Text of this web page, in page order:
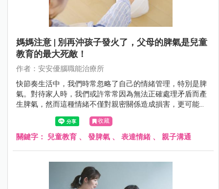
媽媽注意 | 別再沖孩子發火了，父母的脾氣是兒童
教育的最大死敵！
作者：安安優腦職能治療所
快節奏生活中，我們時常忽略了自己的情緒管理，特別是脾
氣。對待家人時，我們或許常常因為無法正確處理矛盾而產
生脾氣，然而這種情緒不僅對親密關係造成損害，更可能深
遠地影響到孩子的成長。透過溝通、真實面對情緒以及表達
情感的方式，可幫助建立更健康、穩定且和諧的家庭關係。
收藏
關鍵字： 兒童教育 、 發脾氣 、 表達情緒 、 親子溝通